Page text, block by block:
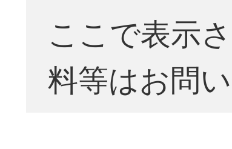
ここで表示
料等はお問